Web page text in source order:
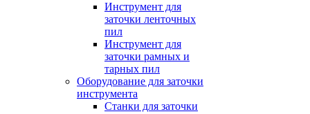
Инструмент для
заточки ленточных
пил
Инструмент для
заточки рамных и
тарных пил
Оборудование для заточки
инструмента
Станки для заточки